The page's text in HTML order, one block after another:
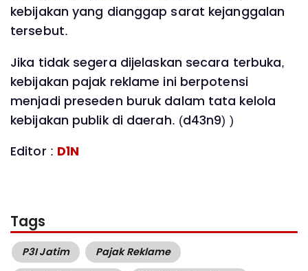
kebijakan yang dianggap sarat kejanggalan
tersebut.
Jika tidak segera dijelaskan secara terbuka,
kebijakan pajak reklame ini berpotensi
menjadi preseden buruk dalam tata kelola
kebijakan publik di daerah. (d43n9) )
Editor : D1N
Tags
P3I Jatim
Pajak Reklame